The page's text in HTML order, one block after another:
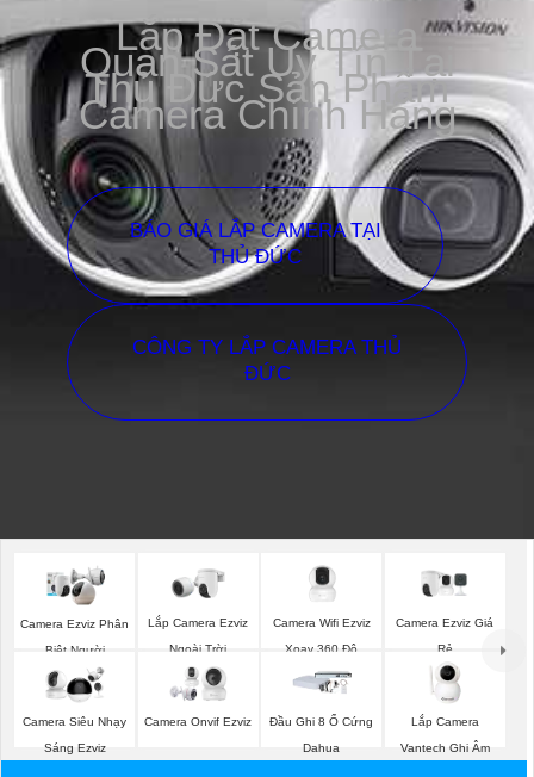
Lắp Đặt Camera
Quan Sát Uy Tín Tại
Thủ Đức Sản Phẩm
Camera Chính Hãng
BÁO GIÁ LẮP CAMERA TẠI
THỦ ĐỨC
CÔNG TY LẮP CAMERA THỦ
ĐỨC
Camera Ezviz Phân
Biệt Người
Lắp Camera Ezviz
Ngoài Trời
Camera Wifi Ezviz
Xoay 360 Độ
Camera Ezviz Giá
Rẻ
Camera Siêu Nhạy
Sáng Ezviz
Camera Onvif Ezviz
Đầu Ghi 8 Ổ Cứng
Dahua
Lắp Camera
Vantech Ghi Âm